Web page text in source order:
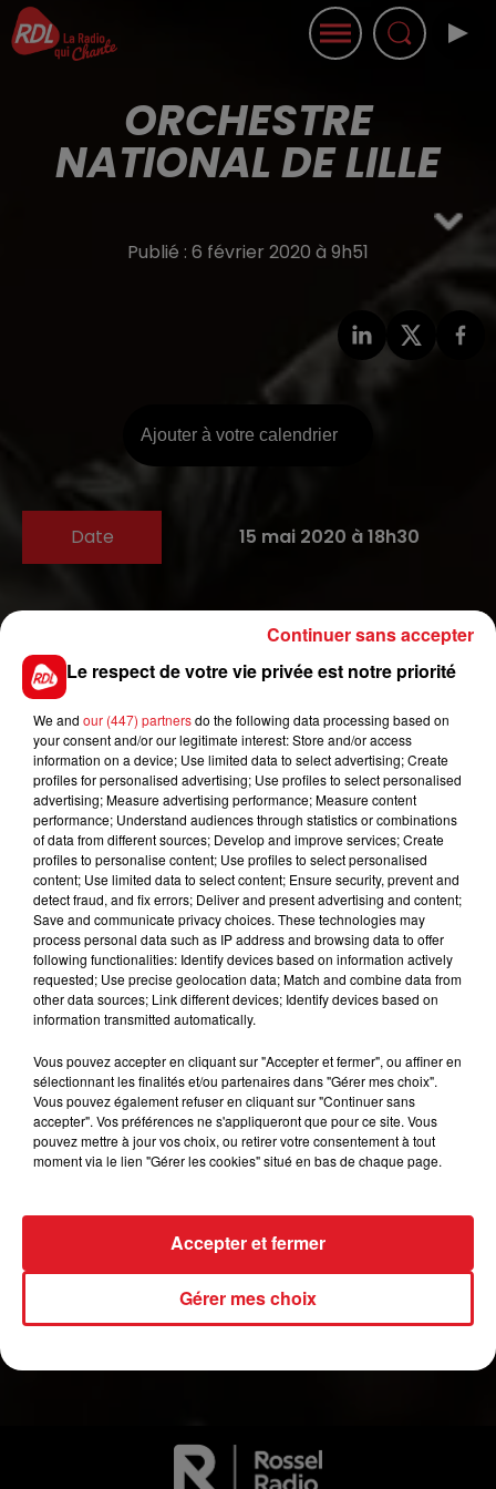
ORCHESTRE
NATIONAL DE LILLE
Publié : 6 février 2020 à 9h51
Ajouter à votre calendrier
Date 15 mai 2020 à 18h30
Place Albert Denvers
59820Gravelines
Tarif Payant
« Orchestre National de Lille »
Vendredi 15 mai 2020 à 20h30 à la Scène Vauban
Tarifs : 8€ / 4€ (Tarif réduit) / Carte Culture
Billetterie en ligne :www.ville-gravelines.fr
Au programme :
-
Beethoven : Les Créatures de Prométhée, ouverture
-
Bizet : Symphonie en Ut
Direction : Alexandre BLOCH
Soliste : Jean-Guihen QUEYRAS, violoncelle
Violoncelliste longtemps spécialisé dans la musique contemporaine,
reconnu dans le monde entier pour ses interprétations d'un
répertoire extrêmement varié.
Renseignements et réservations au Service Culture de Gravelines :
03 28 24 85 65 -serviceculture@ville-gravelines.fr
Le respect de votre vie privée est notre priorité
We and our (447) partnersdo the following data processing based on
your consent and/or our legitimate interest: Store and/or access
information on a device; Use limited data to select advertising; Create
profiles for personalised advertising; Use profiles to select personalised
advertising; Measure advertising performance; Measure content
performance; Understand audiences through statistics or combinations
of data from different sources; Develop and improve services; Create
profiles to personalise content; Use profiles to select personalised
content; Use limited data to select content; Ensure security, prevent and
detect fraud, and fix errors; Deliver and present advertising and content;
Save and communicate privacy choices. These technologies may
process personal data such as IP address and browsing data to offer
following functionalities: Identify devices based on information actively
requested; Use precise geolocation data; Match and combine data from
other data sources; Link different devices; Identify devices based on
information transmitted automatically.
Vous pouvez accepter en cliquant sur "Accepter et fermer", ou affiner en
sélectionnant les finalités et/ou partenaires dans "Gérer mes choix".
Vous pouvez également refuser en cliquant sur "Continuer sans
accepter". Vos préférences ne s'appliqueront que pour ce site. Vous
pouvez mettre à jour vos choix, ou retirer votre consentement à tout
moment via le lien "Gérer les cookies" situé en bas de chaque page.
Gérer mes choix
Accepter et fermer
Continuer sans accepter